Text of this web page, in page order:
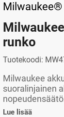
Milwaukee®
runko
Tuotekoodi:
Milwaukee
suoralinjainen
Lue lisää